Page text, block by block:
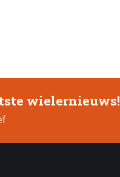
wielernieuws!